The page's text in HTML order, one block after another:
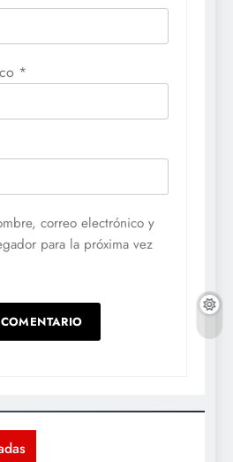
*
correo electrónico y
para la próxima vez